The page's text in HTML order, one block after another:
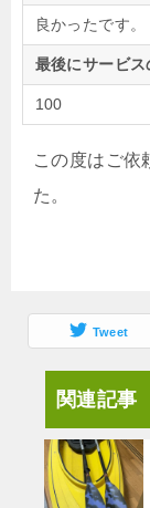
良かったです。
最後にサービス
100
この度はご依
た。
Tweet
関連記事